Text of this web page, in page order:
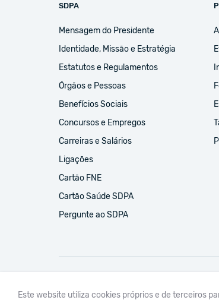
SDPA
Mensagem do Presidente
Identidade, Missão e Estratégia
Estatutos e Regulamentos
Órgãos e Pessoas
Benefícios Sociais
Concursos e Empregos
Carreiras e Salários
Ligações
Cartão FNE
Cartão Saúde SDPA
Pergunte ao SDPA
Este website utiliza cookies próprios e de terceiros